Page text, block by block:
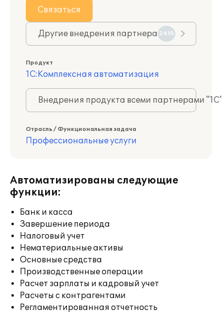
Связаться
Другие внедрения партнера 2410
Продукт
1С:Комплексная автоматизация
Внедрения продукта всеми партнерами
Отрасль / Функциональная задача
Профессиональные услуги
Автоматизированы следующие
функции:
Банк и касса
Завершение периода
Налоговый учет
Нематериальные активы
Основные средства
Производственные операции
Расчет зарплаты и кадровый учет
Расчеты с контрагентами
Регламентированная отчетность